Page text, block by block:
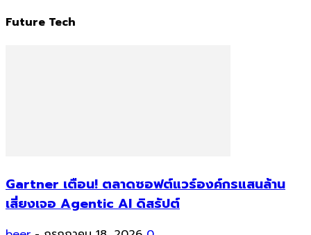
Future Tech
Gartner เตือน! ตลาดซอฟต์แวร์องค์กรแสนล้าน
เสี่ยงเจอ Agentic AI ดิสรัปต์